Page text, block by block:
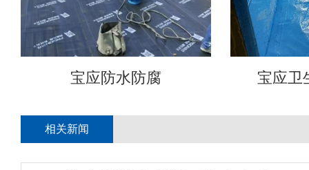
宝应防水防腐 宝应卫
相关新闻